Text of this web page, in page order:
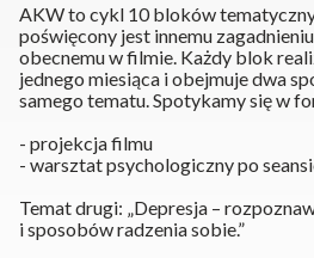
AKW to cykl 10 bloków
poświęcony jest innemu
obecnemu w filmie. Każdy blok
jednego miesiąca i obejmuje dwa
samego tematu. Spotykamy się w
- projekcja filmu
- warsztat psychologiczny po
Temat drugi: „Depresja –
i sposobów radzenia sobie.”